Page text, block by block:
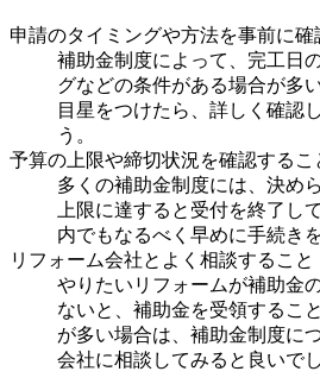
申請のタイミングや方法を事前に確
補助金制度によって、完工日
グなどの条件がある場合が多
目星をつけたら、詳しく確認
う。
予算の上限や締切状況を確認するこ
多くの補助金制度には、決め
上限に達すると受付を終了し
内でもなるべく早めに手続き
リフォーム会社とよく相談すること
やりたいリフォームが補助金
ないと、補助金を受領するこ
が多い場合は、補助金制度に
会社に相談してみると良いでし